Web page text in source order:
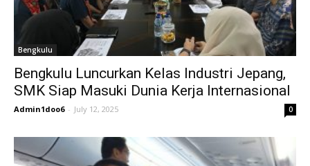
Bengkulu
Bengkulu Luncurkan Kelas Industri Jepang,
SMK Siap Masuki Dunia Kerja Internasional
Admin1doo6 - July 12, 2025 0